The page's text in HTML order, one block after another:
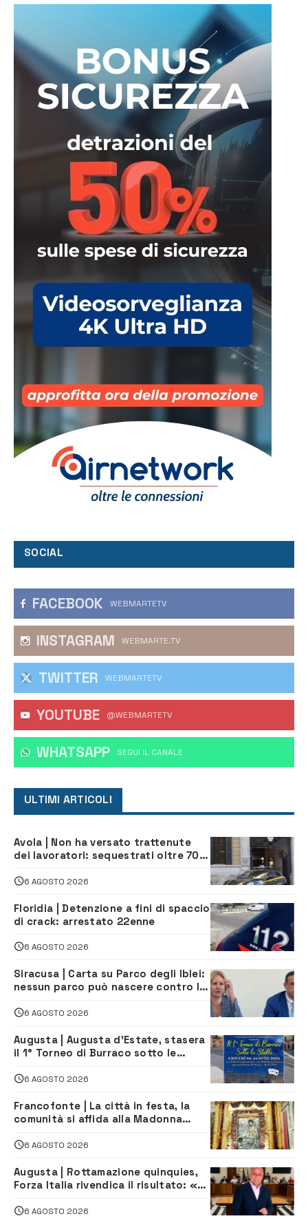
SOCIAL
FACEBOOK WEBMARTETV
INSTAGRAM WEBMARTE.TV
TWITTER WEBMARTETV
YOUTUBE @WEBMARTETV
WHATSAPP ‎SEGUI IL CANALE
ULTIMI ARTICOLI
Avola | Non ha versato trattenute
dei lavoratori: sequestrati oltre 700
climatizzazione
6 AGOSTO 2026
Floridia | Detenzione a fini di spaccio
di crack: arrestato 22enne
6 AGOSTO 2026
Siracusa | Carta su Parco degli Iblei:
nessun parco può nascere contro le
6 AGOSTO 2026
Augusta | Augusta d’Estate, stasera
il 1° Torneo di Burraco sotto le
6 AGOSTO 2026
Francofonte | La città in festa, la
comunità si affida alla Madonna
6 AGOSTO 2026
Augusta | Rottamazione quinquies,
Forza Italia rivendica il risultato: «La
6 AGOSTO 2026